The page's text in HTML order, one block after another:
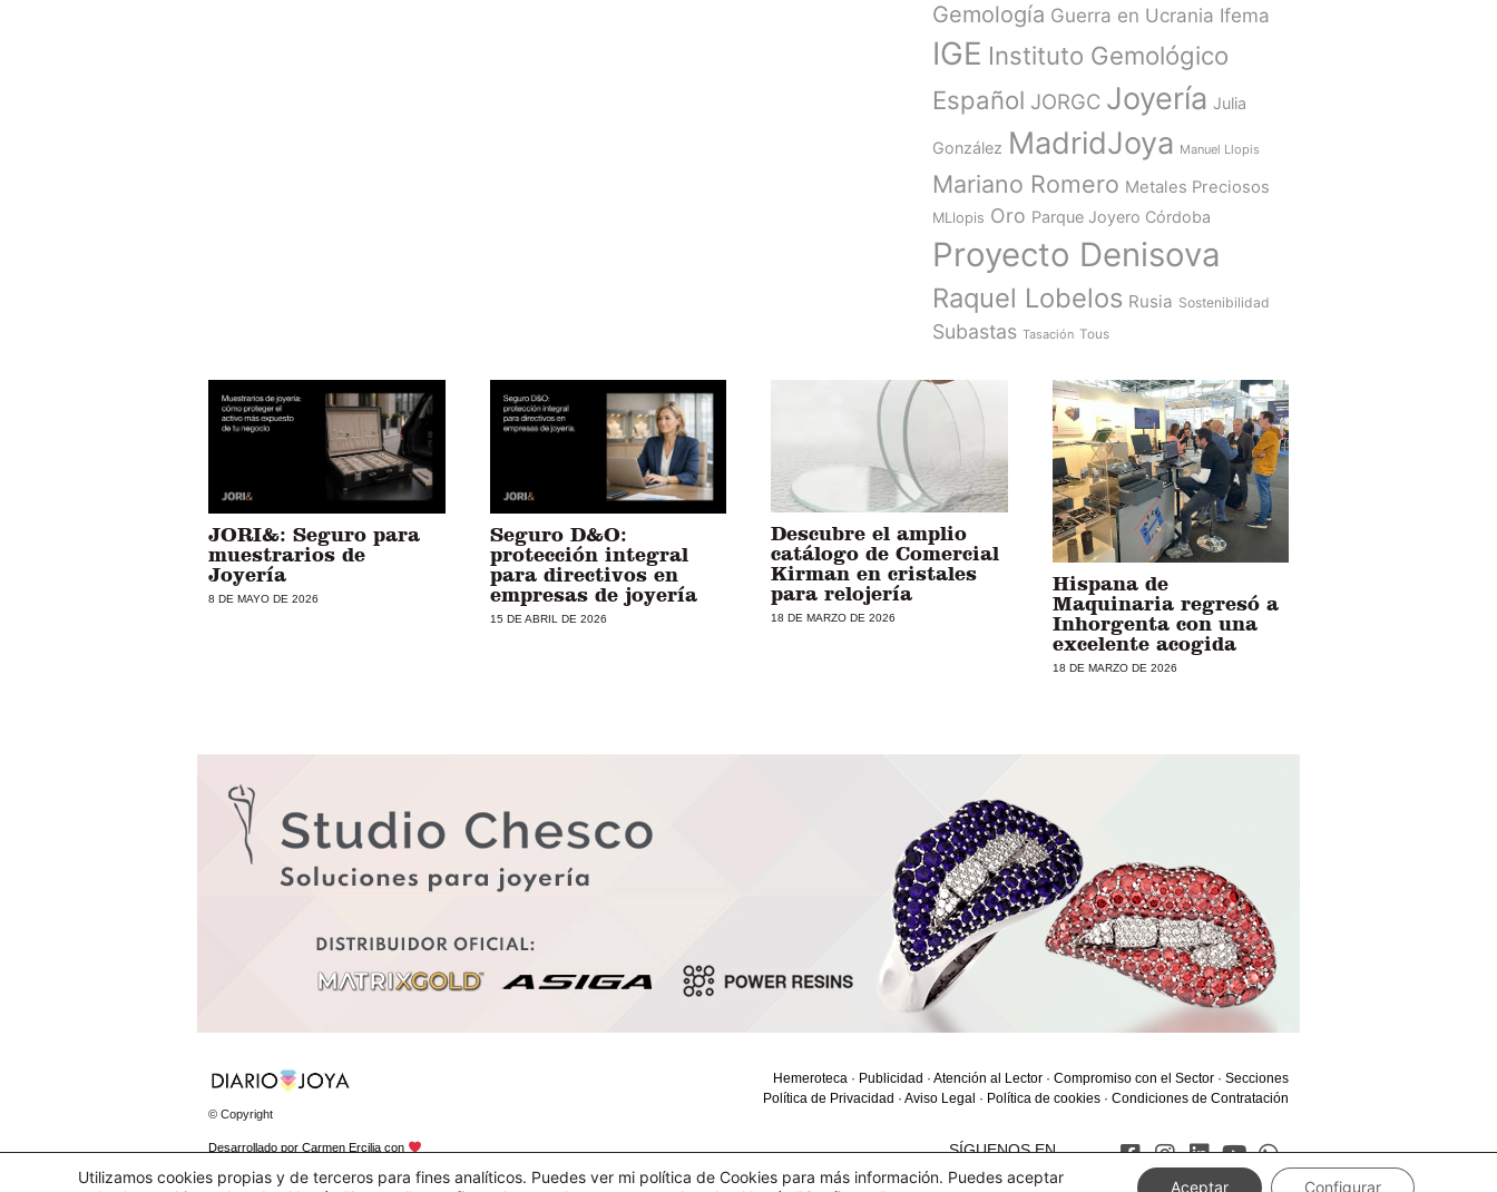
Gemología Guerra en Ucrania Ifema
IGE Instituto Gemológico
Español JORGC Joyería Julia
González MadridJoya Manuel Llopis
Mariano Romero Metales Preciosos
MLlopis Oro Parque Joyero Córdoba
Proyecto Denisova
Raquel Lobelos Rusia Sostenibilidad
Subastas Tasación Tous
JORI&: Seguro para
muestrarios de
Joyería
8 DE MAYO DE 2026
Seguro D&O:
protección integral
para directivos en
empresas de joyería
15 DE ABRIL DE 2026
Descubre el amplio
catálogo de Comercial
Kirman en cristales
para relojería
18 DE MARZO DE 2026
Hispana de
Maquinaria regresó a
Inhorgenta con una
excelente acogida
18 DE MARZO DE 2026
© Copyright
Hemeroteca · Publicidad · Atención al Lector · Compromiso con el Sector · Secciones
Política de Privacidad · Aviso Legal · Política de cookies · Condiciones de Contratación
Desarrollado por Carmen Ercilia con SÍGUENOS EN
Utilizamos cookies propias y de terceros para fines analíticos. Puedes ver mi política de Cookies para más información. Puedes aceptar
Aceptar Configurar